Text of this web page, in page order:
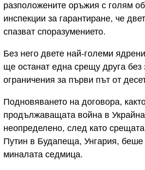
разположените оръжия с голям
инспекции за гарантиране, че
спазват споразумението.
Без него двете най-големи
ще останат една срещу друга без
ограничения за първи път от
Подновяването на договора,
продължаващата война в
неопределено, след като
Путин в Будапеща, Унгария, беше
миналата седмица.